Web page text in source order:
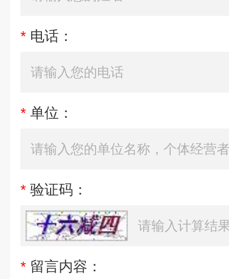
* 电话：
* 单位：
* 验证码：
* 留言内容：